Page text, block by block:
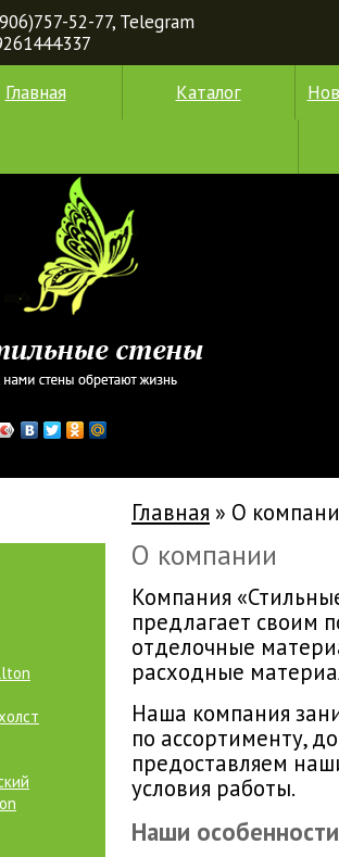
52-77, Telegram
Главная Каталог
Главная » О
О компании
Компания
предлагает своим
отделочные
расходные
Наша компания
по ассортименту,
предоставляем
условия работы.
Наши